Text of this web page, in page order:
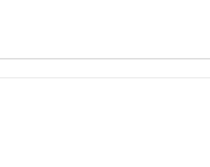
en pierre de plain-pied d’environ 75 m² avec